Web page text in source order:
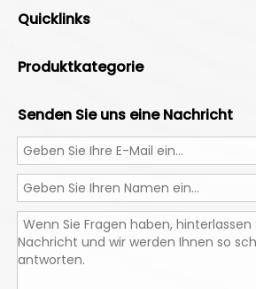
Quicklinks
Produktkategorie
Senden Sie uns eine Nachricht